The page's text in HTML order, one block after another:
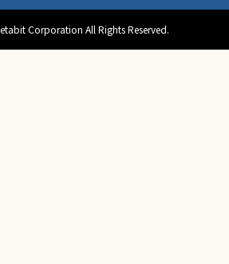
Corporation All Rights Reserved.